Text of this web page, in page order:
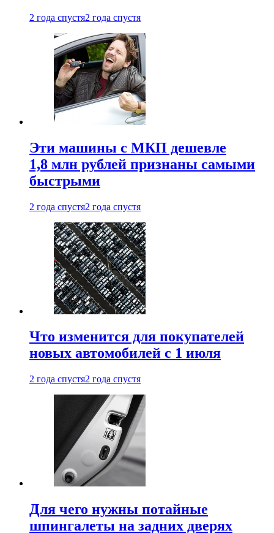
2 года спустя2 года спустя
Эти машины с МКП дешевле
1,8 млн рублей признаны самыми
быстрыми
2 года спустя2 года спустя
Что изменится для покупателей
новых автомобилей с 1 июля
2 года спустя2 года спустя
Для чего нужны потайные
шпингалеты на задних дверях